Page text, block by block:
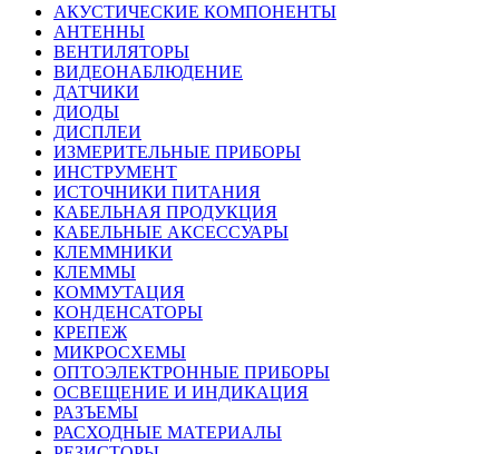
АКУСТИЧЕСКИЕ КОМПОНЕНТЫ
АНТЕННЫ
ВЕНТИЛЯТОРЫ
ВИДЕОНАБЛЮДЕНИЕ
ДАТЧИКИ
ДИОДЫ
ДИСПЛЕИ
ИЗМЕРИТЕЛЬНЫЕ ПРИБОРЫ
ИНСТРУМЕНТ
ИСТОЧНИКИ ПИТАНИЯ
КАБЕЛЬНАЯ ПРОДУКЦИЯ
КАБЕЛЬНЫЕ АКСЕССУАРЫ
КЛЕММНИКИ
КЛЕММЫ
КОММУТАЦИЯ
КОНДЕНСАТОРЫ
КРЕПЕЖ
МИКРОСХЕМЫ
ОПТОЭЛЕКТРОННЫЕ ПРИБОРЫ
ОСВЕЩЕНИЕ И ИНДИКАЦИЯ
РАЗЪЕМЫ
РАСХОДНЫЕ МАТЕРИАЛЫ